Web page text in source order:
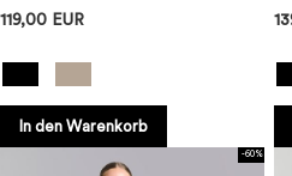
119,00 EUR
In den Warenkorb
-60%